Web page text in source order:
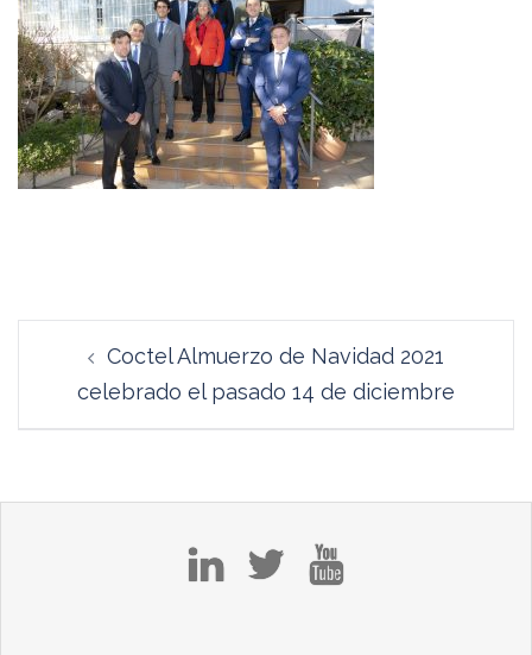
entradas
Coctel Almuerzo de Navidad 2021
celebrado el pasado 14 de diciembre